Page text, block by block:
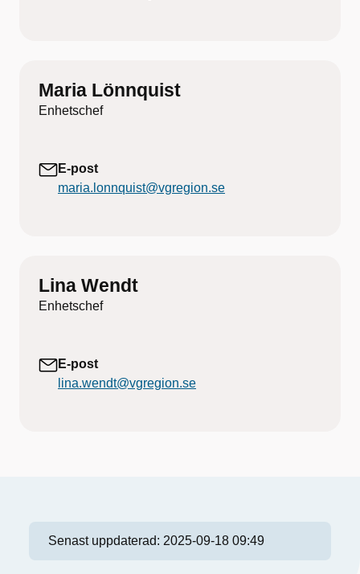
Maria Lönnquist
Enhetschef
E-post
maria.lonnquist@vgregion.se
Lina Wendt
Enhetschef
E-post
lina.wendt@vgregion.se
Senast uppdaterad: 2025-09-18 09:49